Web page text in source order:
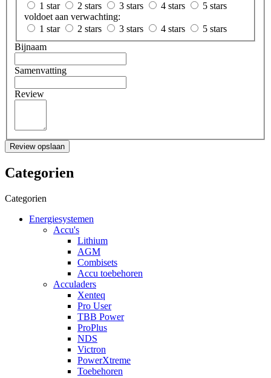
1 star
2 stars 3 stars 4 stars
5 stars
voldoet aan verwachting:
1 star
2 stars 3 stars 4 stars
5 stars
Bijnaam
Samenvatting
Review
Review opslaan
Categorien
Categorien
Energiesystemen
Accu's
Lithium
AGM
Combisets
Accu toebehoren
Acculaders
Xenteq
Pro User
TBB Power
ProPlus
NDS
Victron
PowerXtreme
Toebehoren